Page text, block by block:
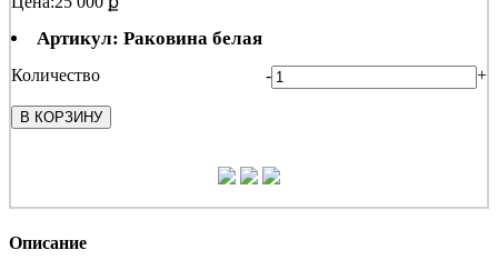
Артикул: Раковина белая
Количество - +
В КОРЗИНУ
Описание